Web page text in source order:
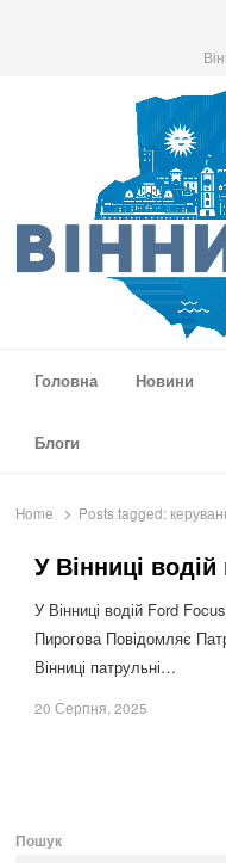
Головна
Новини
Блоги
Home Posts tagged:
У Вінниці
У Вінниці водій Ford
Пирогова Повідомляє
Вінниці патрульні…
20 Серпня, 2025
Пошук